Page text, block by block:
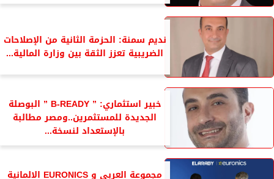
نديم سمنة: الحزمة الثانية من الإصلاحات
الضريبية تعزز الثقة بين وزارة المالية...
خبير استثماري: ” B-READY ” البوصلة
الجديدة للمستثمرين..ومصر مطالبة
بالإستعداد لنسخة...
مجموعة العربي و EURONICS الالمانية